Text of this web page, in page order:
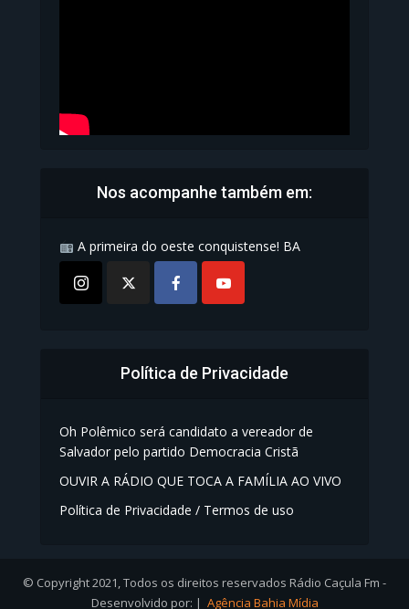
Nos acompanhe também em:
A primeira do oeste conquistense! BA
Política de Privacidade
Oh Polêmico será candidato a vereador de
Salvador pelo partido Democracia Cristã
OUVIR A RÁDIO QUE TOCA A FAMÍLIA AO VIVO
Política de Privacidade / Termos de uso
© Copyright 2021, Todos os direitos reservados Rádio Caçula Fm -
Desenvolvido por: | Agência Bahia Mídia